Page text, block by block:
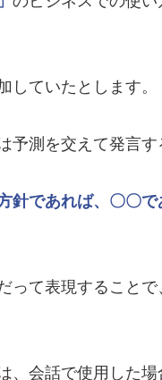
していたとします。
予測を交えて発言す
針であれば、〇〇
って表現すること
、会話で使用した